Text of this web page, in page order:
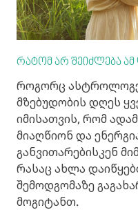
რატომ არ შეიძლება
როგორც
მზებუდობის დღეს
იმისათვის, რომ
მიაღწიონ და
განვითარებისკენ
რასაც ახლა
შემოდგომაზე
მოგიტანთ.